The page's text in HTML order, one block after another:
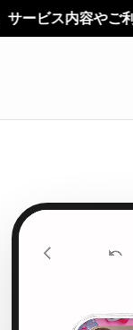
更はありません。